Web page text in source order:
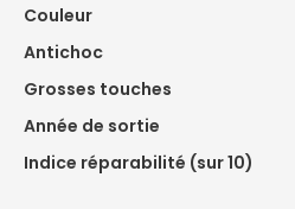
Couleur
Antichoc
Grosses touches
Année de sortie
Indice réparabilité (sur 10)